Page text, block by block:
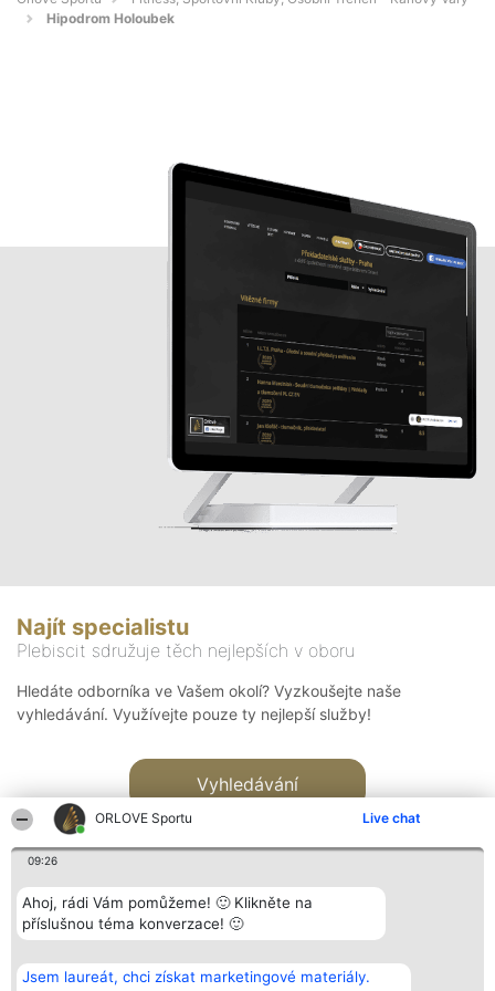
ORLOVE Sportu Live chat
09:26
Ahoj, rádi Vám pomůžeme! 🙂 Klikněte na
příslušnou téma konverzace! 🙂
Jsem laureát, chci získat marketingové materiály.
Hipodrom Holoubek
Najít specialistu
Plebiscit sdružuje těch nejlepších v oboru
Hledáte odborníka ve Vašem okolí? Vyzkoušejte naše
vyhledávání. Využívejte pouze ty nejlepší služby!
Vyhledávání
Bright Side Solutions sp. z o.
o. sp. k.
Vítězové
Seznam všech
Kontakt